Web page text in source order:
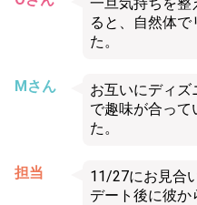
ると、自然体
た。
Mさん
お互いにディズ
で趣味が合って
た。
担当
11/27にお見合
デート後に彼か